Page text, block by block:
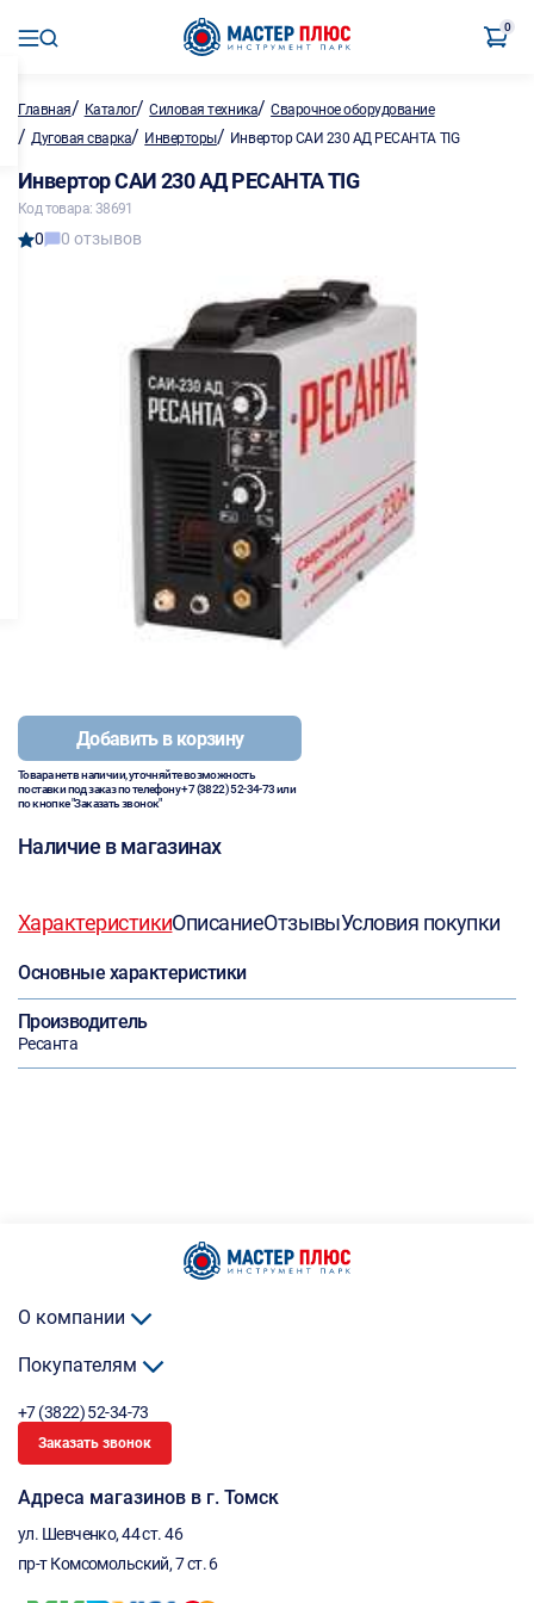
0
Главная/ Каталог/Силовая техника/Сварочное оборудование
/ Дуговая сварка/ Инверторы/ Инвертор САИ 230 АД РЕСАНТА TIG
Инвертор САИ 230 АД РЕСАНТА TIG
Код товара: 38691
0 0 отзывов
Добавить в корзину
Товара нет в наличии, уточняйте возможность
поставки под заказ по телефону+7 (3822) 52-34-73или
по кнопке "Заказать звонок"
Наличие в магазинах
ХарактеристикиОписаниеОтзывыУсловия покупки
Основные характеристики
Производитель
Ресанта
О компании
Покупателям
+7 (3822) 52-34-73
Заказать звонок
Адреса магазинов в г. Томск
ул. Шевченко, 44 ст. 46
пр-т Комсомольский, 7 ст. 6